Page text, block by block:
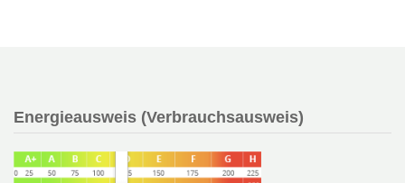
Energieausweis (Verbrauchsausweis)